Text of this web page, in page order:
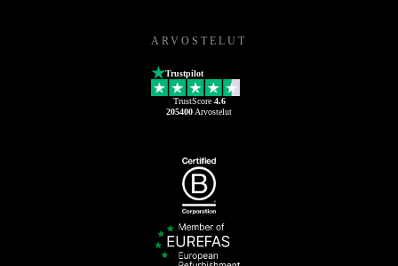
ARVOSTELUT
Trustpilot
TrustScore 4.6
205400 Arvostelut